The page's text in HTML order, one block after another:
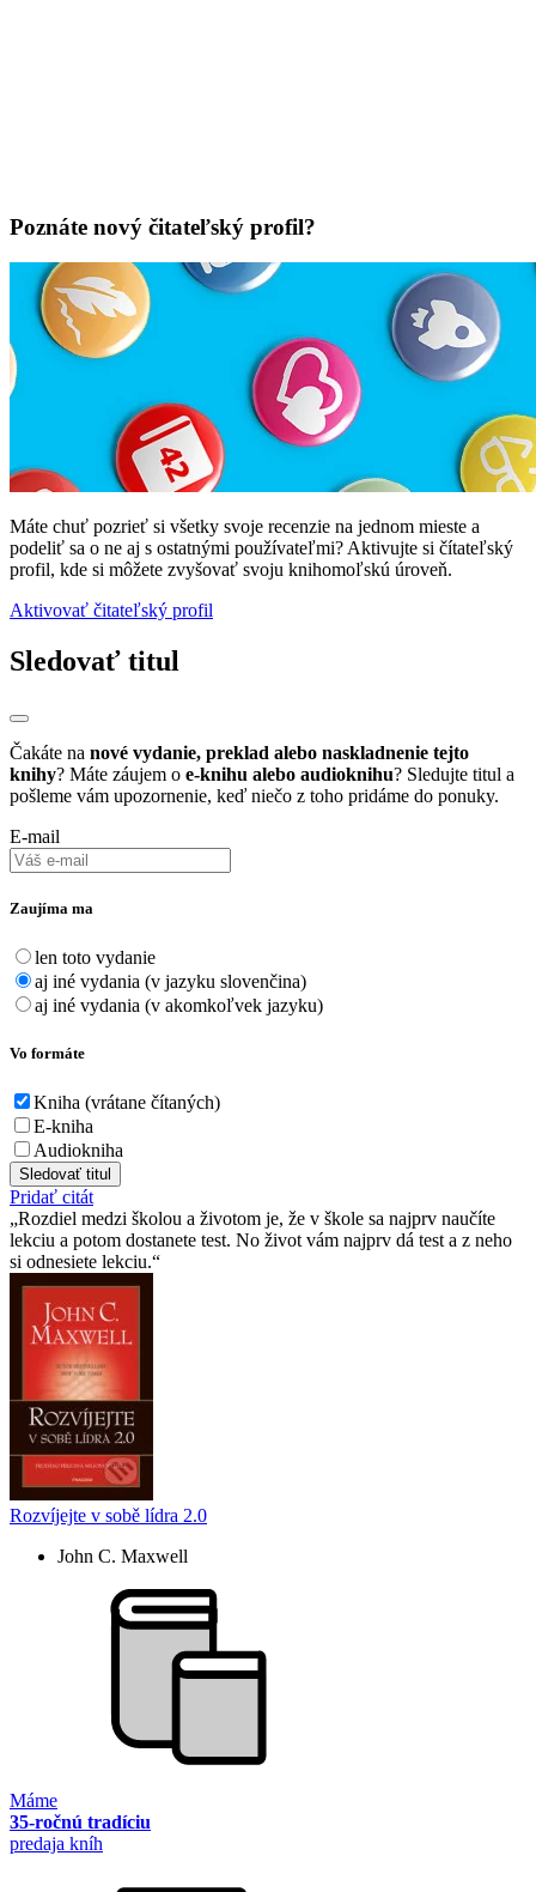
Poznáte nový čitateľský profil?
Máte chuť pozrieť si všetky svoje recenzie na jednom mieste a
podeliť sa o ne aj s ostatnými používateľmi? Aktivujte si čítateľský
profil, kde si môžete zvyšovať svoju knihomoľskú úroveň.
Aktivovať čitateľský profil
Sledovať titul
Čakáte na nové vydanie, preklad alebo naskladnenie tejto
knihy? Máte záujem o e-knihu alebo audioknihu? Sledujte titul a
pošleme vám upozornenie, keď niečo z toho pridáme do ponuky.
E-mail
Zaujíma ma
len toto vydanie
aj iné vydania (v jazyku slovenčina)
aj iné vydania (v akomkoľvek jazyku)
Vo formáte
Kniha (vrátane čítaných)
E-kniha
Audiokniha
Sledovať titul
Pridať citát
Rozdiel medzi školou a životom je, že v škole sa najprv naučíte
lekciu a potom dostanete test. No život vám najprv dá test a z neho
si odnesiete lekciu.
Rozvíjejte v sobě lídra 2.0
John C. Maxwell
Máme
35-ročnú tradíciu
predaja kníh